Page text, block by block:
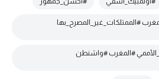
#الممتلكات_غير_المصرح_بها
#المغرب #واشنطن